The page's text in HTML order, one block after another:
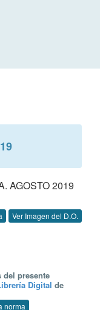
AGOSTO 2019
Ver Imagen del D.O.
del presente
Digital de
norma